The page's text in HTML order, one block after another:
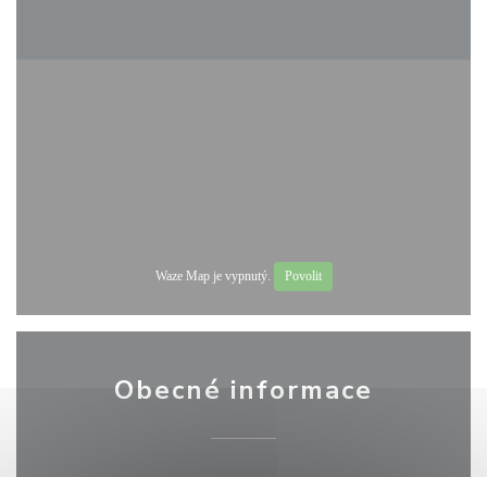
Waze Map je vypnutý. Povolit
Obecné informace